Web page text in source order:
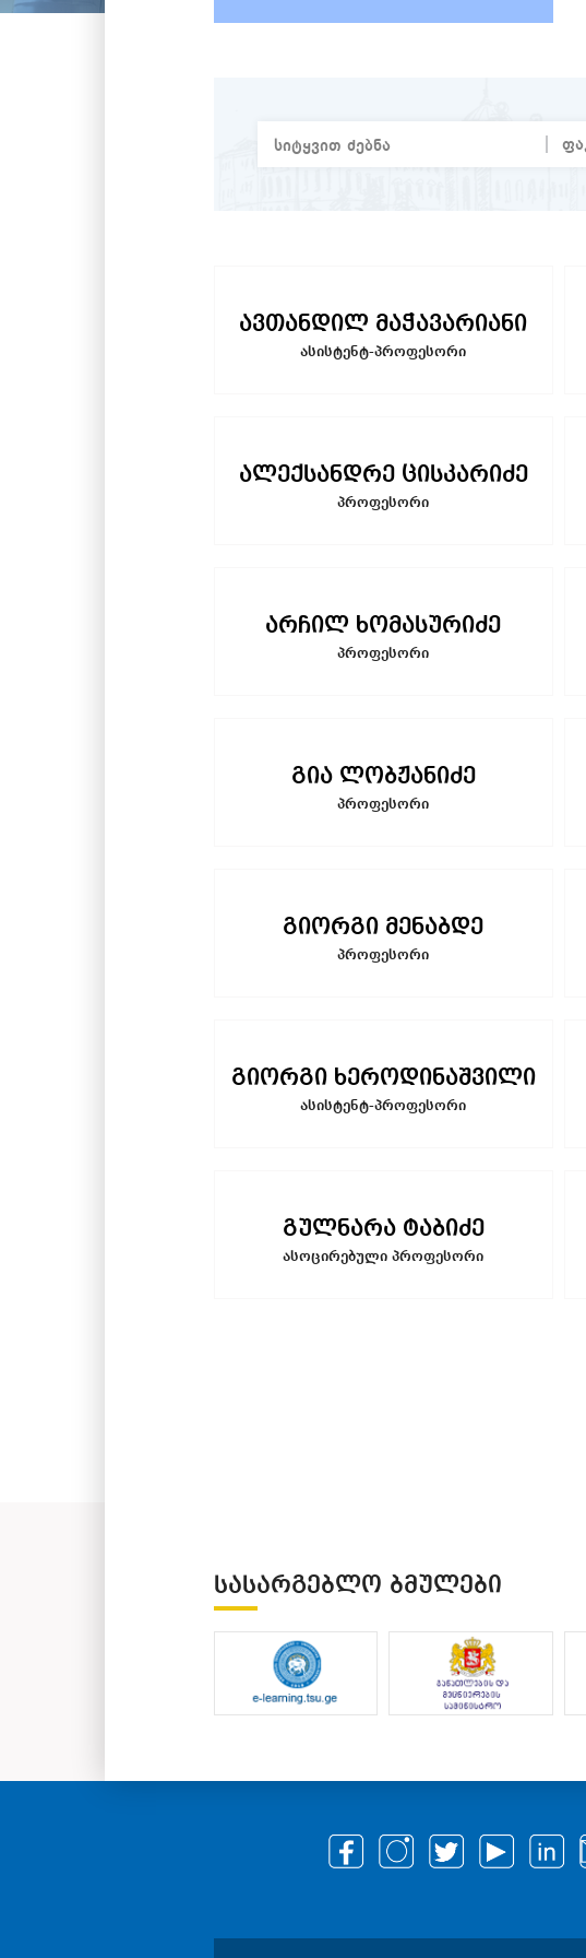
ავთანდილ მაჭავარიანი
ასისტენტ-პროფესორი
ალექსანდრე ცისკარიძე
პროფესორი
არჩილ ხომასურიძე
პროფესორი
გია ლობჟანიძე
პროფესორი
გიორგი მენაბდე
პროფესორი
გიორგი ხეროდინაშვილი
ასისტენტ-პროფესორი
გულნარა ტაბიძე
ასოცირებული პროფესორი
ᲡᲐᲡᲐᲠᲒᲔᲑᲚᲝ ᲑᲛᲣᲚᲔᲑᲘ